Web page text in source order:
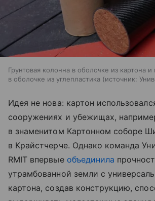
Грунтовая колонна в оболочке из картона и
в оболочке из углепластика
источник:
Идея не нова: картон
сооружениях и убежищах,
в знаменитом Картонном соборе
в Крайстчерче. Однако команда
RMIT впервые объединила
утрамбованной земли с
картона, создав конструкцию,